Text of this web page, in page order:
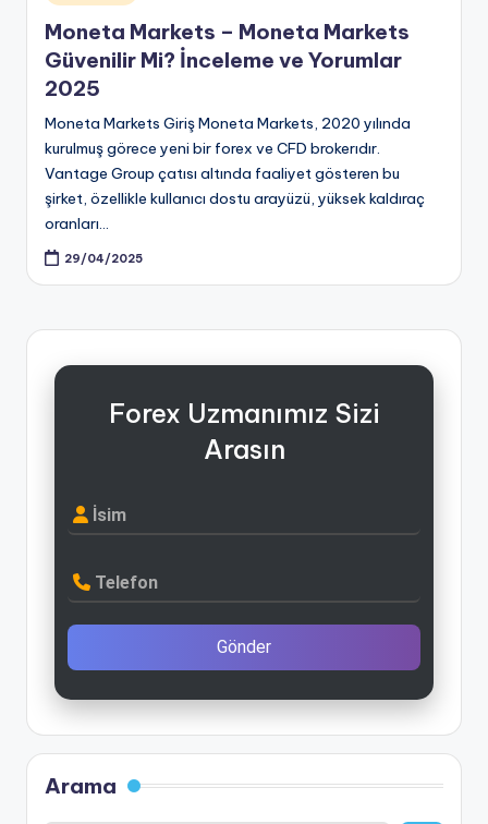
in
Moneta Markets – Moneta Markets
Güvenilir Mi? İnceleme ve Yorumlar
2025
Moneta Markets Giriş Moneta Markets, 2020 yılında
kurulmuş görece yeni bir forex ve CFD brokerıdır.
Vantage Group çatısı altında faaliyet gösteren bu
şirket, özellikle kullanıcı dostu arayüzü, yüksek kaldıraç
oranları…
29/04/2025
Forex Uzmanımız Sizi
Arasın
İsim
Telefon
Gönder
Arama